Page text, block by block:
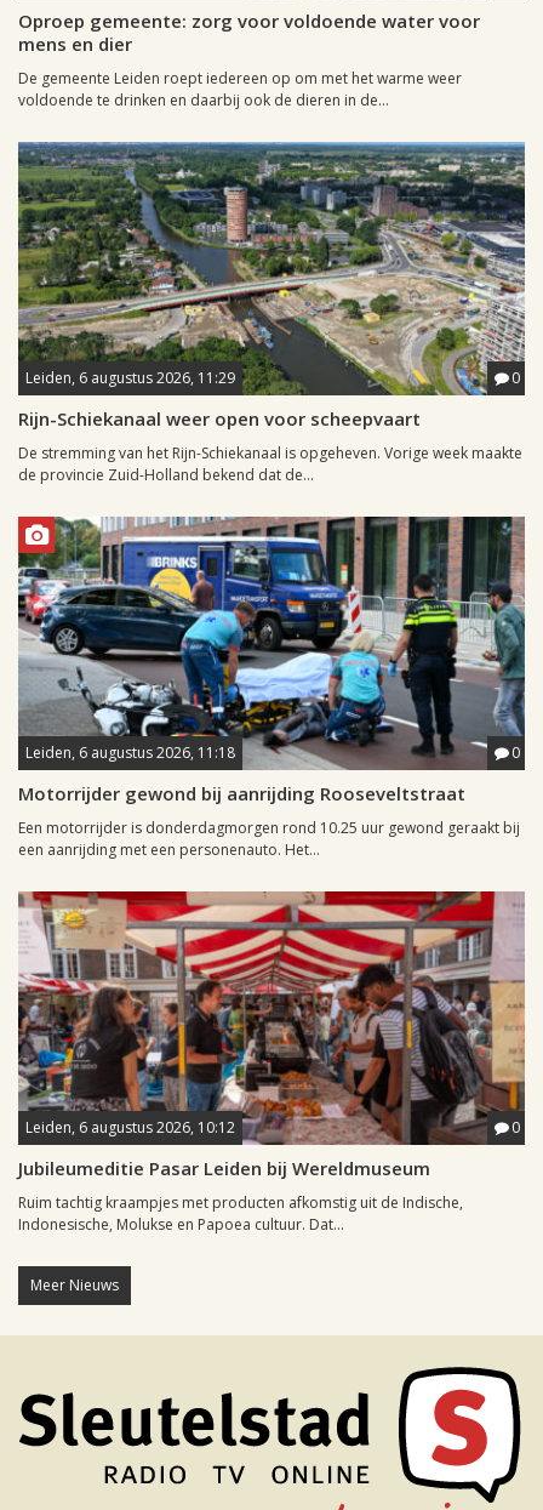
Oproep gemeente: zorg voor voldoende water voor
mens en dier
De gemeente Leiden roept iedereen op om met het warme weer
voldoende te drinken en daarbij ook de dieren in de...
Leiden, 6 augustus 2026, 11:29 0
Rijn-Schiekanaal weer open voor scheepvaart
De stremming van het Rijn-Schiekanaal is opgeheven. Vorige week maakte
de provincie Zuid-Holland bekend dat de...
Leiden, 6 augustus 2026, 11:18 0
Motorrijder gewond bij aanrijding Rooseveltstraat
Een motorrijder is donderdagmorgen rond 10.25 uur gewond geraakt bij
een aanrijding met een personenauto. Het...
Leiden, 6 augustus 2026, 10:12 0
Jubileumeditie Pasar Leiden bij Wereldmuseum
Ruim tachtig kraampjes met producten afkomstig uit de Indische,
Indonesische, Molukse en Papoea cultuur. Dat...
Meer Nieuws